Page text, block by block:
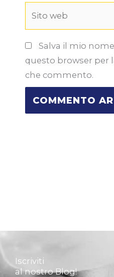
Salva il mio
questo browser per
che commento.
Iscriviti
al nostro Blog!